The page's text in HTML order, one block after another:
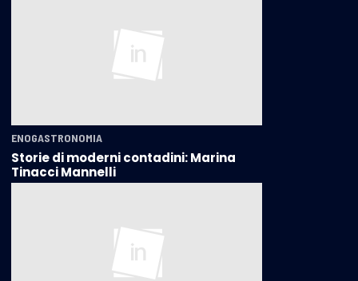
ENOGASTRONOMIA
Storie di moderni contadini: Marina
Tinacci Mannelli